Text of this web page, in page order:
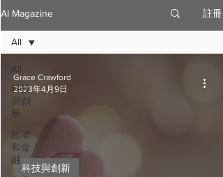
AI Magazine 註冊
All
科技
與創
新
經濟
和金
融
All
科技與創新
Grace Crawford
2023年4月9日